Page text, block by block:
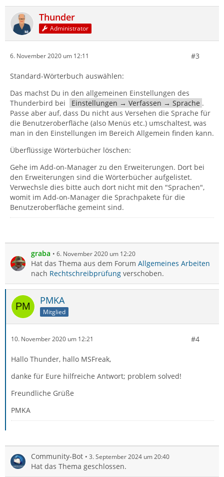
Thunder
Administrator
6. November 2020 um 12:11 #3
Standard-Wörterbuch auswählen:
Das machst Du in den allgemeinen Einstellungen des
Thunderbird bei
Einstellungen → Verfassen → Sprache .
Passe aber auf, dass Du nicht aus Versehen die Sprache für
die Benutzeroberfläche (also Menüs etc.) umschaltest, was
man in den Einstellungen im Bereich Allgemein finden kann.
Überflüssige Wörterbücher löschen:
Gehe im Add-on-Manager zu den Erweiterungen. Dort bei
den Erweiterungen sind die Wörterbücher aufgelistet.
Verwechsle dies bitte auch dort nicht mit den "Sprachen",
womit im Add-on-Manager die Sprachpakete für die
Benutzeroberfläche gemeint sind.
graba 6. November 2020 um 12:20
Hat das Thema aus dem Forum Allgemeines Arbeiten
nach Rechtschreibprüfung verschoben.
PMKA
Mitglied
10. November 2020 um 12:21 #4
Hallo Thunder, hallo MSFreak,
danke für Eure hilfreiche Antwort; problem solved!
Freundliche Grüße
PMKA
Community-Bot 3. September 2024 um 20:40
Hat das Thema geschlossen.